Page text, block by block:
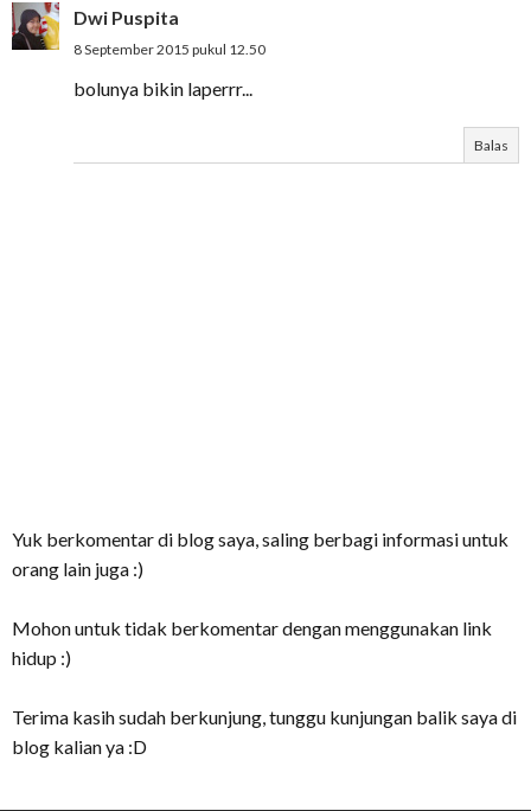
Dwi Puspita
8 September 2015 pukul 12.50
bolunya bikin laperrr...
Balas
Yuk berkomentar di blog saya, saling berbagi informasi untuk
orang lain juga :)
Mohon untuk tidak berkomentar dengan menggunakan link
hidup :)
Terima kasih sudah berkunjung, tunggu kunjungan balik saya di
blog kalian ya :D